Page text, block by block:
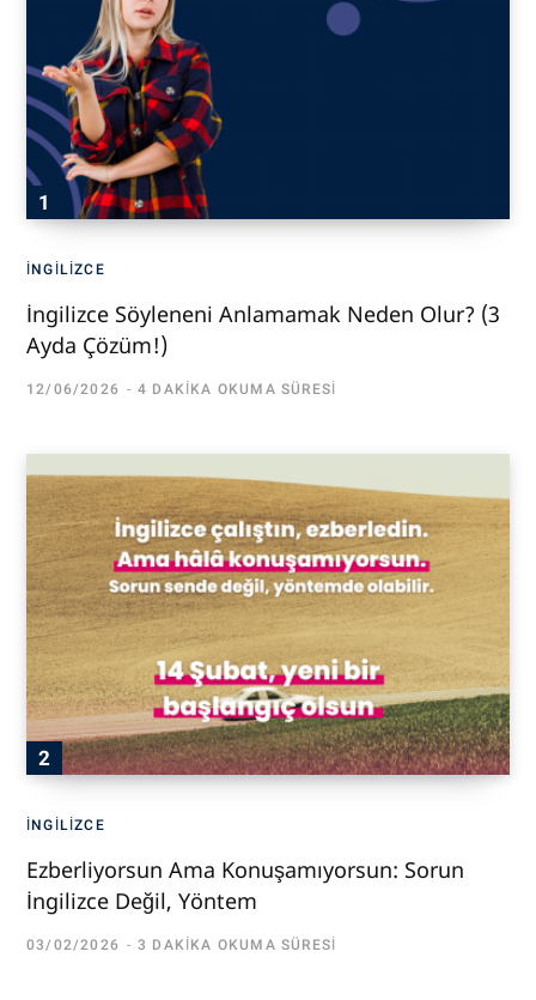
İNGILIZCE
İngilizce Söyleneni Anlamamak Neden Olur? (3
Ayda Çözüm!)
12/06/2026 4 DAKIKA OKUMA SÜRESI
İNGILIZCE
Ezberliyorsun Ama Konuşamıyorsun: Sorun
İngilizce Değil, Yöntem
03/02/2026 3 DAKIKA OKUMA SÜRESI